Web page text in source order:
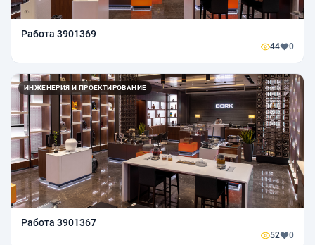
Работа 3901369
44 0
ИНЖЕНЕРИЯ И ПРОЕКТИРОВАНИЕ
Работа 3901367
52 0